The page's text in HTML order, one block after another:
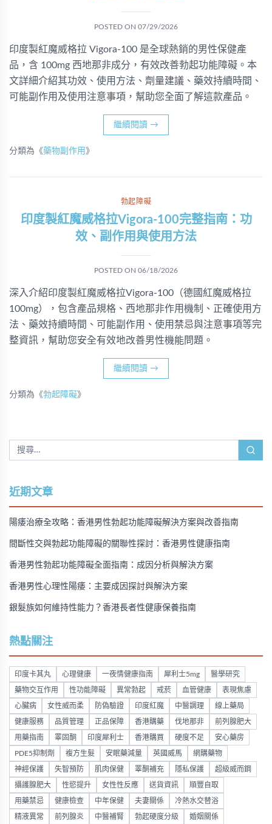
POSTED ON 07/29/2026
印度製紅魔威格拉 Vigora-100 是全球熱銷的男性保健產
品，含 100mg 西地那非成分，有效改善勃起功能障礙。本
文詳細介紹其功效、使用方法、劑量建議、藥效持續時間、
可能副作用及使用注意事項，幫助您全面了解這款產品。
繼續閱讀 →
分類為《藥物副作用 》
勃起障礙
印度製紅魔威格拉Vigora-100完整指南：功
效、副作用與使用方法
POSTED ON 06/18/2026
深入介紹印度製紅魔威格拉Vigora-100（德國紅魔威格拉
100mg），包含產品規格、西地那非作用機制、正確使用方
法、藥效持續時間、可能副作用、使用禁忌與注意事項等完
整資訊，幫助您安全有效地改善男性機能問題。
繼續閱讀 →
分類為《勃起障礙》
近期文章
陽痿治療全攻略：香港男性勃起功能障礙解決方案與改善指南
間斷性交與勃起功能障礙的關聯性探討：香港男性健康指南
香港男性勃起功能障礙全面指南：成因分析與解決方案
香港男性心理性陽痿：主要成因探討與解決方案
銀髮族如何維持性能力？香港長者性健康保養指南
熱點關注
印度卡其丸 心理健康 一夜情健康指南 犀利士5mg 醫學研究
藥物交互作用 性功能障礙 異常勃起 戒菸 血管健康 表現焦慮
心臟病 女性威而柔 防偽驗證 印度紅魔 中醫調理 線上藥局
健康服務 品質管理 正品保障 香港購藥 伐地那非 前列腺肥大
用藥指南 睪固酮 印度犀利士 香港購買 硬度不足 安心藥房
PDE5抑制劑 複方生髮 安眠藥減量 英國威馬 網購藥物
神經保護 失智預防 肌肉保健 睪酮補充 隱私保護 超級威而鋼
攝護腺肥大 性慾提升 女性性反應 送貨資訊 順豐自取
用藥禁忌 健康檢查 中年保健 夫妻關係 冷熱水交替浴
精液異常 前列腺炎 中醫補腎 勃起硬度分級 婚姻關係